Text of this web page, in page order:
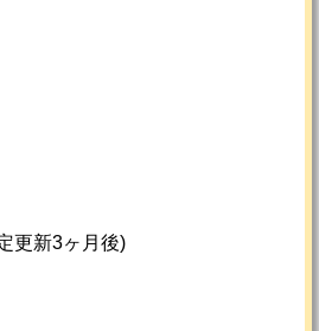
更新3ヶ月後)